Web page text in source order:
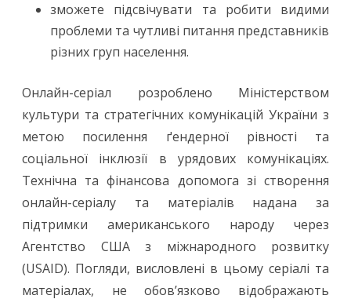
зможете підсвічувати та робити видими
проблеми та чутливі питання представників
різних груп населення.
Онлайн-серіал розроблено Міністерством
культури та стратегічних комунікацій України з
метою посилення ґендерної рівності та
соціальної інклюзії в урядових комунікаціях.
Технічна та фінансова допомога зі створення
онлайн-серіалу та матеріалів надана за
підтримки американського народу через
Агентство США з міжнародного розвитку
(USAID). Погляди, висловлені в цьому серіалі та
матеріалах, не обов’язково відображають